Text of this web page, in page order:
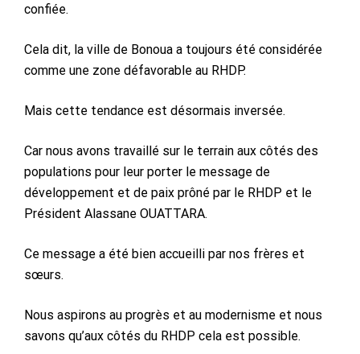
confiée.
Cela dit, la ville de Bonoua a toujours été considérée
comme une zone défavorable au RHDP.
Mais cette tendance est désormais inversée.
Car nous avons travaillé sur le terrain aux côtés des
populations pour leur porter le message de
développement et de paix prôné par le RHDP et le
Président Alassane OUATTARA.
Ce message a été bien accueilli par nos frères et
sœurs.
Nous aspirons au progrès et au modernisme et nous
savons qu’aux côtés du RHDP cela est possible.